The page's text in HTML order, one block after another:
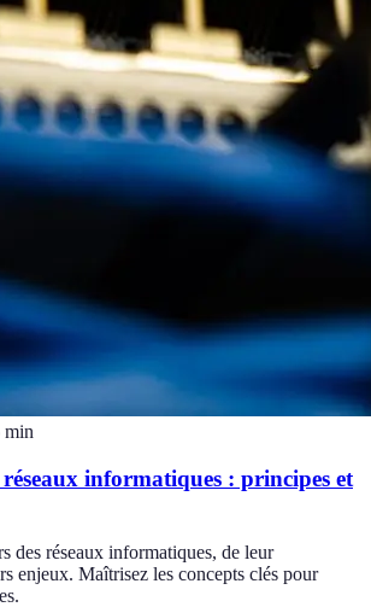
min
informatiques : principes et
des réseaux informatiques, de leur
enjeux. Maîtrisez les concepts clés pour